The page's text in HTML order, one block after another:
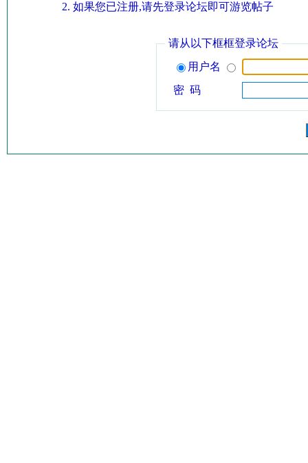
如果您已注册,请先登录论坛即可游览帖子
请从以下框框登录论坛
用户名
密 码